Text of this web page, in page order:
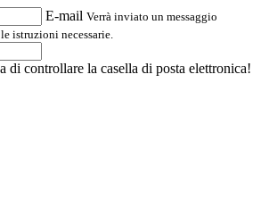
E-mail Verrà inviato un messaggio
istruzioni necessarie.
di controllare la casella di posta elettronica!